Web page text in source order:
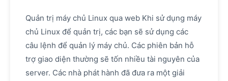
Quản trị máy chủ Linux qua web Khi sử dụng máy
chủ Linux để quản trị, các bạn sẽ sử dụng các
câu lệnh để quản lý máy chủ. Các phiên bản hỗ
trợ giao diện thường sẽ tốn nhiều tài nguyên của
server. Các nhà phát hành đã đưa ra một giải